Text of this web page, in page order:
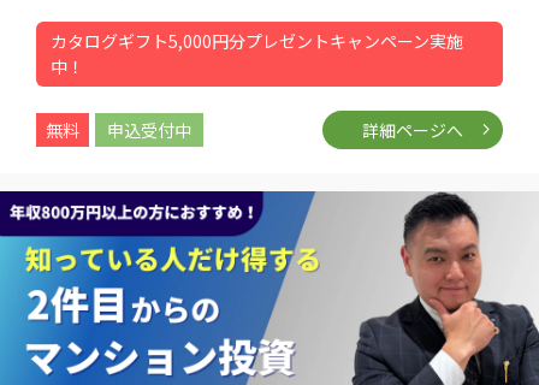
カタログギフト5,000円分プレゼントキャンペーン実施
中！
無料 申込受付中 詳細ページへ